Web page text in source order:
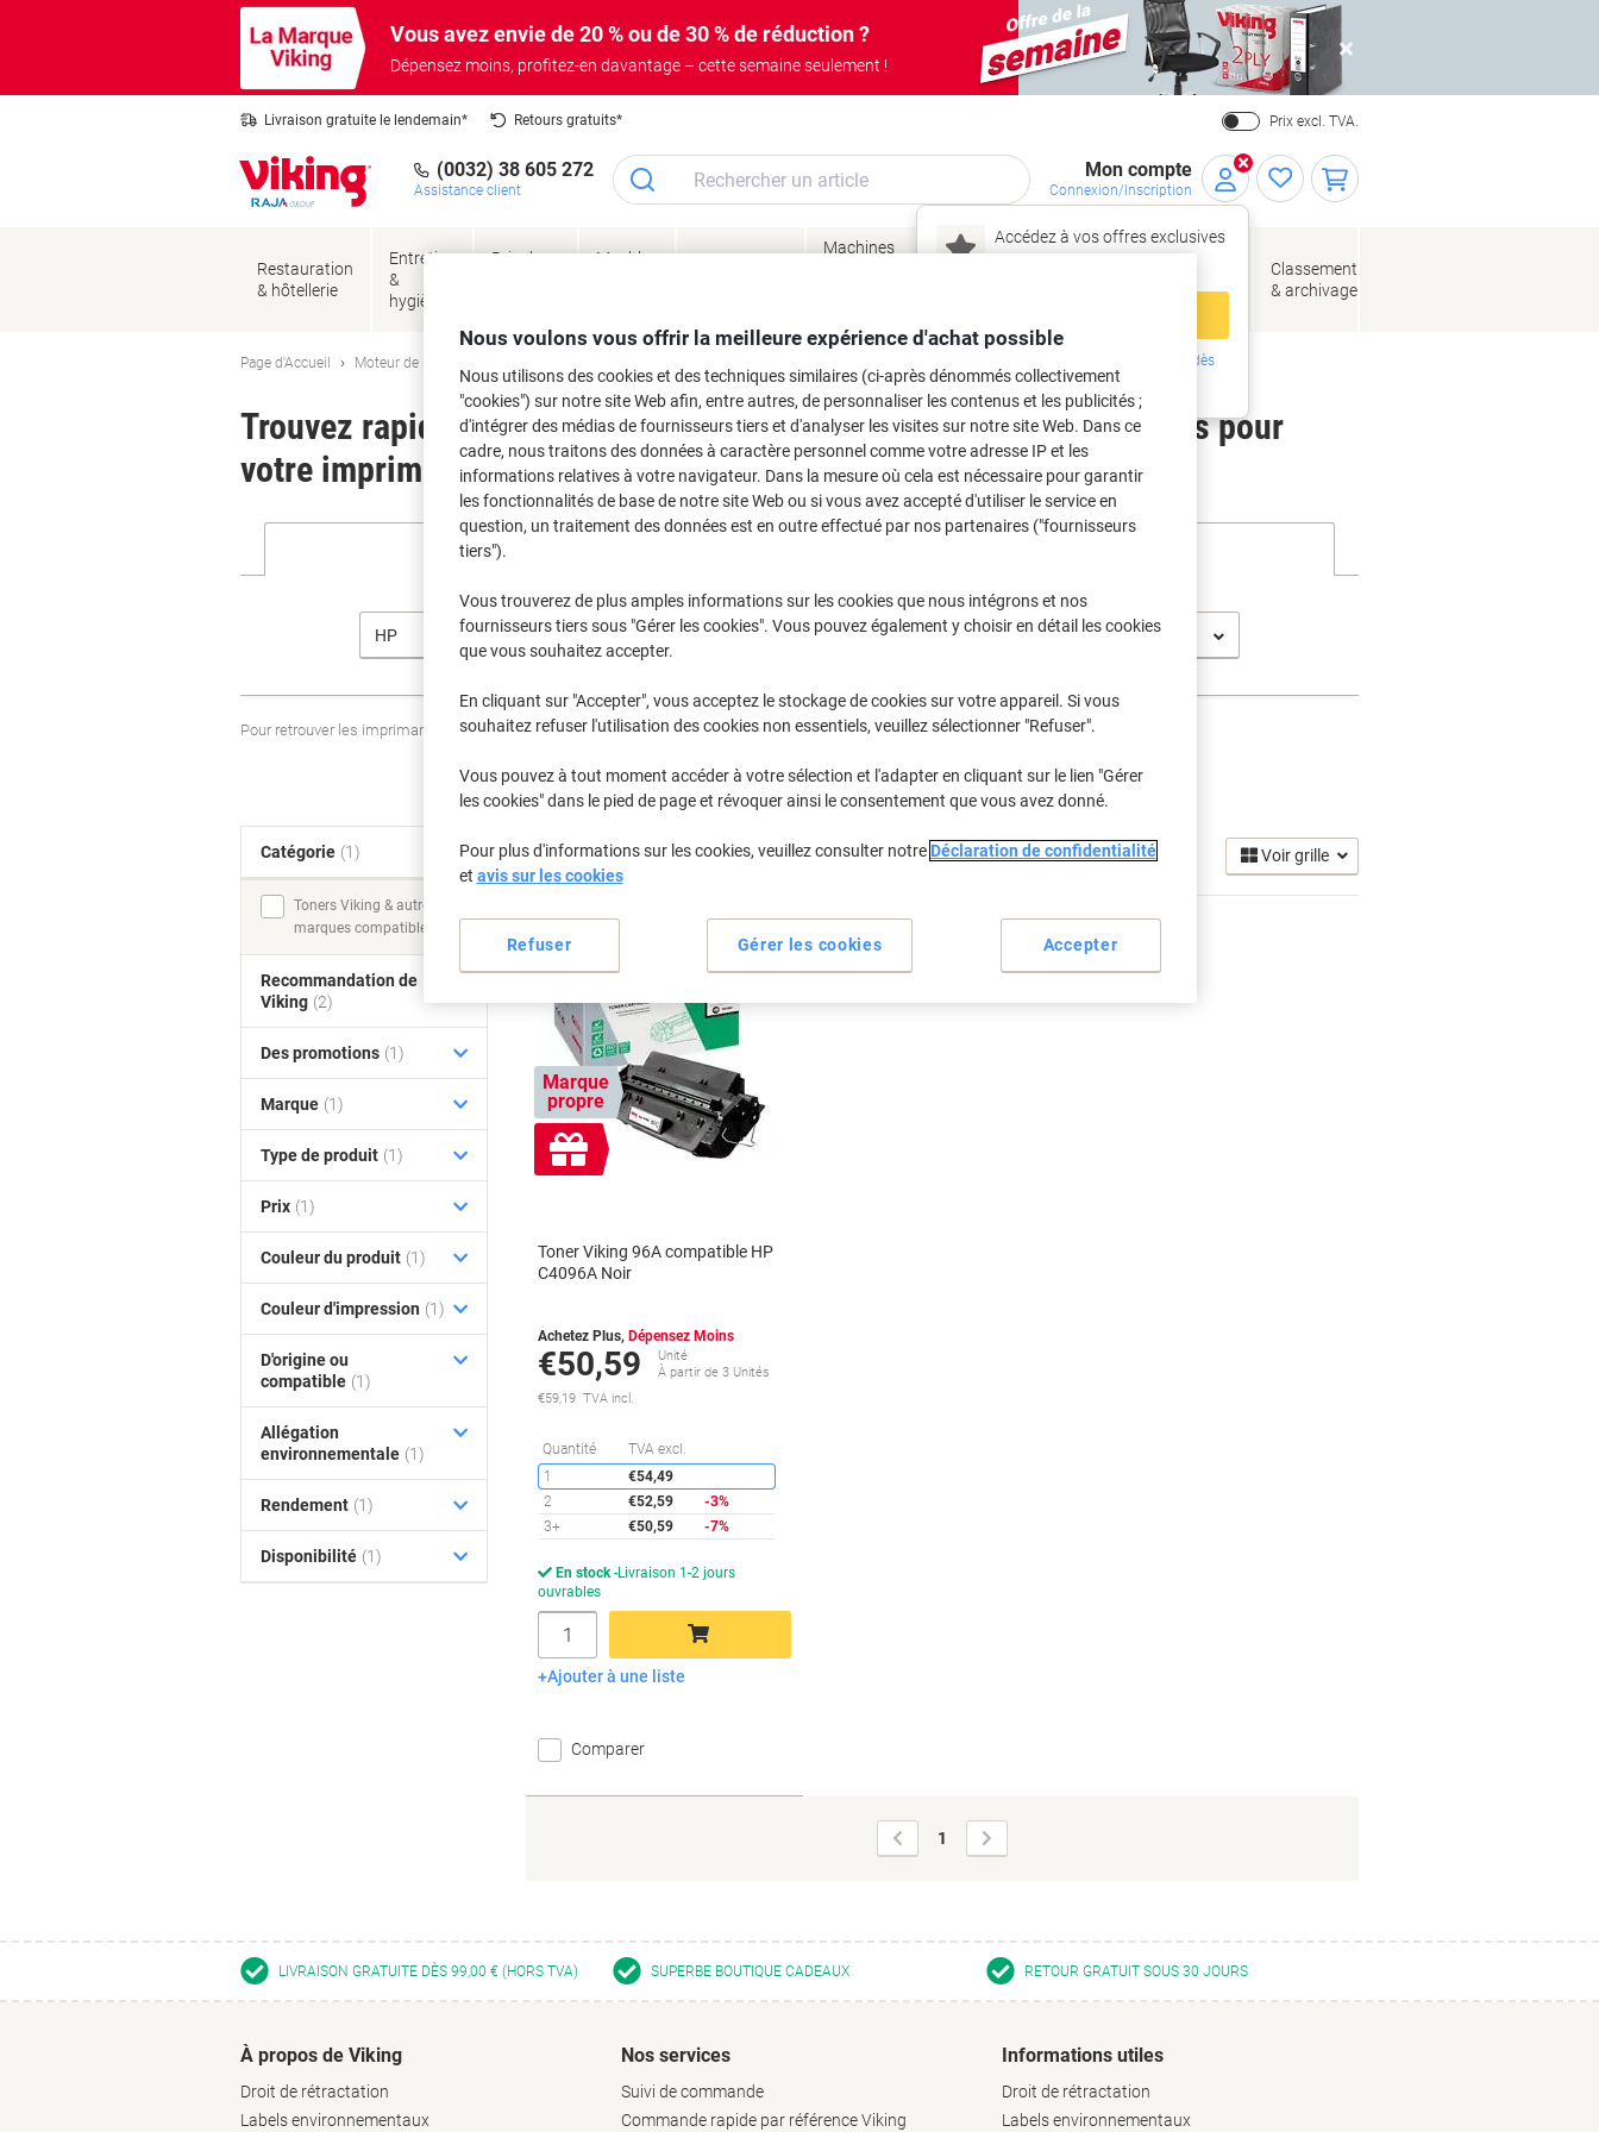
Vous avez envie de 20 % ou de 30 % de réduction ?
Dépensez moins, profitez-en davantage – cette semaine seulement !
Close
Livraison gratuite le lendemain* Retours gratuits* Prix excl. TVA.
(0032) 38 605 272
Assistance client
Mon compte
Connexion/Inscription
Accédez à vos offres exclusives
Inscrivez-vous dès
maintenant
Restauration
& hôtellerie
Entretien
&
hygiène
Bricolage
Meubles
Machines
Encres
Papier,
de bureau
Classement
& archivage
Page d'Accueil Moteur de recherche d'encre et toner
Trouvez rapidement les cartouches d'encre, toners ou les étiquettes pour
votre imprimante.
HP C HP C 7058 A
Pour retrouver les imprimantes listées et/ou les cartouches précédemment achetéesSe connecter
HP C 7058 A Cartouches Toner (1)
Trier par : Voir grille
Marque
propre
Cadeau
gratuit
Toner Viking 96A compatible HP
C4096A Noir
Achetez Plus, Dépensez Moins
€50,59
Unité
À partir de 3 Unités
€59,19 TVA incl.
Quantité TVA excl.
1
€54,49
2
€52,59
-3%
3+
€50,59 -7%
En stock Livraison 1-2 jours
ouvrables
Quantité
Ajouter au panier
Ajouter à une liste
Comparer
Page
précédente
1
suivante
Catégorie (1)
Toners Viking & autres
marques compatibles (1)
Recommandation de
Viking (2)
Des promotions (1)
Marque (1)
Type de produit (1)
Prix (1)
Couleur du produit (1)
Couleur d'impression (1)
D'origine ou
compatible (1)
Allégation
environnementale (1)
Rendement (1)
Disponibilité (1)
LIVRAISON GRATUITE DÈS 99,00 € (HORS TVA) SUPERBE BOUTIQUE CADEAUX RETOUR GRATUIT SOUS 30 JOURS
À propos de Viking
Droit de rétractation
Labels environnementaux
Nos services
Suivi de commande
Commande rapide par référence Viking
Informations utiles
Droit de rétractation
Labels environnementaux
Nous voulons vous offrir la meilleure expérience d'achat possible
Nous utilisons des cookies et des techniques similaires (ci-après dénommés collectivement
"cookies") sur notre site Web afin, entre autres, de personnaliser les contenus et les publicités ;
d'intégrer des médias de fournisseurs tiers et d'analyser les visites sur notre site Web. Dans ce
cadre, nous traitons des données à caractère personnel comme votre adresse IP et les
informations relatives à votre navigateur. Dans la mesure où cela est nécessaire pour garantir
les fonctionnalités de base de notre site Web ou si vous avez accepté d'utiliser le service en
question, un traitement des données est en outre effectué par nos partenaires ("fournisseurs
tiers").
Vous trouverez de plus amples informations sur les cookies que nous intégrons et nos
fournisseurs tiers sous "Gérer les cookies". Vous pouvez également y choisir en détail les cookies
que vous souhaitez accepter.
En cliquant sur "Accepter", vous acceptez le stockage de cookies sur votre appareil. Si vous
souhaitez refuser l'utilisation des cookies non essentiels, veuillez sélectionner "Refuser".
Vous pouvez à tout moment accéder à votre sélection et l'adapter en cliquant sur le lien "Gérer
les cookies" dans le pied de page et révoquer ainsi le consentement que vous avez donné.
Pour plus d'informations sur les cookies, veuillez consulter notre Déclaration de confidentialité
et avis sur les cookies
Gérer les cookies
Refuser Accepter